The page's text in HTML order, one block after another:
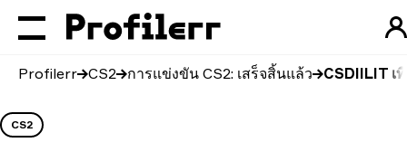
Profilerr CS2 การแข่งขัน CS2: เสร็จสิ้นแล้ว CSDIILIT เ
CS2